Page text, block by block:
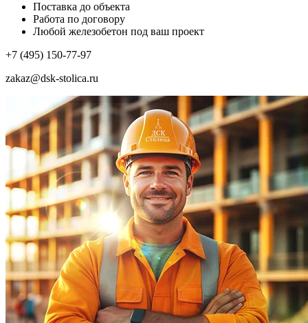
Поставка до объекта
Работа по договору
Любой железобетон под ваш проект
+7 (495) 150-77-97
zakaz@dsk-stolica.ru